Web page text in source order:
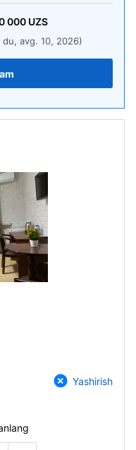
000UZS
avg. 10, 2026)
Yashirish